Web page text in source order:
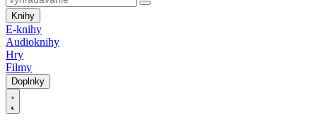
Knihy
E-knihy
Audioknihy
Hry
Filmy
Doplnky